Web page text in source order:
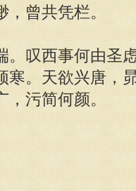
，曾共凭栏。
。叹西事何由圣
寒。天欲兴唐，
，污简何颜。